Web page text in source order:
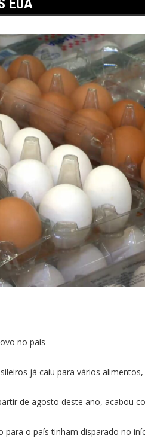
EUA
no país
já caiu para vários
de agosto deste ano, acabou
para o país tinham disparado no